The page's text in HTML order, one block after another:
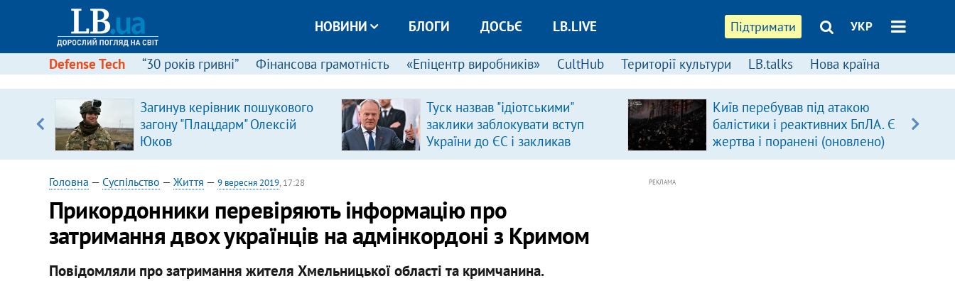
Підтримати УКР
НОВИНИ БЛОГИ ДОСЬЄ LB.LIVE
Defense Tech “30 років гривні” Фінансова грамотність «Епіцентр виробників» CultHub Території культури LB.talks Нова країна
Загинув керівник пошукового
загону "Плацдарм" Олексій
Юков
Туск назвав "ідіотськими"
заклики заблокувати вступ
України до ЄС і закликав
припинити антиукраїнську
Київ перебував під атакою
балістики і реактивних БпЛА. Є
жертва і поранені (оновлено)
Головна — Суспільство — Життя — 9 вересня 2019, 17:28
Прикордонники перевіряють інформацію про
затримання двох українців на адмінкордоні з Кримом
Повідомляли про затримання жителя Хмельницької області та кримчанина.
РЕКЛАМА